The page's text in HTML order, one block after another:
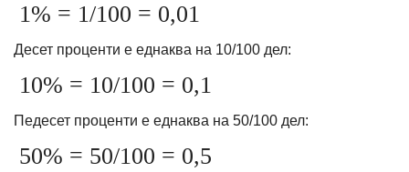
1% = 1/100 = 0,01
Десет проценти е еднаква на 10/100 дел:
10% = 10/100 = 0,1
Педесет проценти е еднаква на 50/100 дел:
50% = 50/100 = 0,5